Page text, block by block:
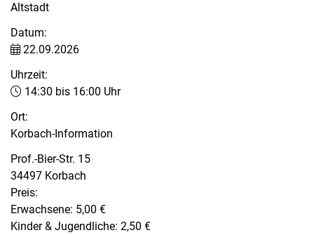
Altstadt
Datum:
22.09.2026
Uhrzeit:
14:30 bis 16:00 Uhr
Ort:
Korbach-Information
Prof.-Bier-Str. 15
34497 Korbach
Preis:
Erwachsene: 5,00 €
Kinder & Jugendliche: 2,50 €